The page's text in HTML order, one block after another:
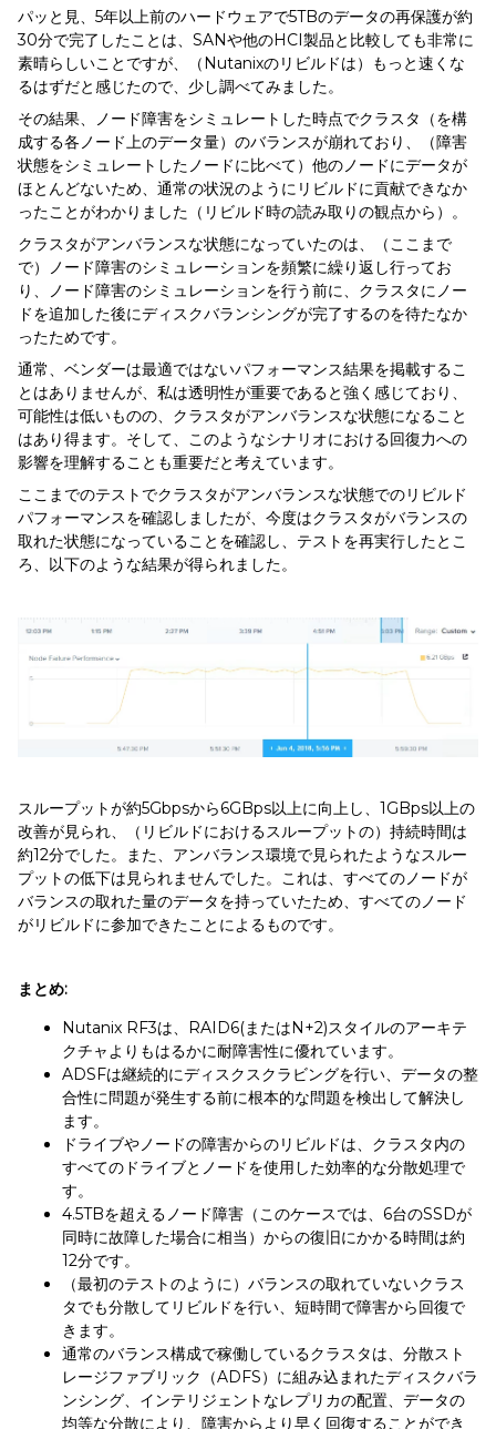
パッと見、5年以上前のハードウェアで5TBのデータの再保護が約
30分で完了したことは、SANや他のHCI製品と比較しても非常に
素晴らしいことですが、（Nutanixのリビルドは）もっと速くな
るはずだと感じたので、少し調べてみました。
その結果、ノード障害をシミュレートした時点でクラスタ（を構
成する各ノード上のデータ量）のバランスが崩れており、（障害
状態をシミュレートしたノードに比べて）他のノードにデータが
ほとんどないため、通常の状況のようにリビルドに貢献できなか
ったことがわかりました（リビルド時の読み取りの観点から）。
クラスタがアンバランスな状態になっていたのは、（ここまで
で）ノード障害のシミュレーションを頻繁に繰り返し行ってお
り、ノード障害のシミュレーションを行う前に、クラスタにノー
ドを追加した後にディスクバランシングが完了するのを待たなか
ったためです。
通常、ベンダーは最適ではないパフォーマンス結果を掲載するこ
とはありませんが、私は透明性が重要であると強く感じており、
可能性は低いものの、クラスタがアンバランスな状態になること
はあり得ます。そして、このようなシナリオにおける回復力への
影響を理解することも重要だと考えています。
ここまでのテストでクラスタがアンバランスな状態でのリビルド
パフォーマンスを確認しましたが、今度はクラスタがバランスの
取れた状態になっていることを確認し、テストを再実行したとこ
ろ、以下のような結果が得られました。
スループットが約5Gbpsから6GBps以上に向上し、1GBps以上の
改善が見られ、（リビルドにおけるスループットの）持続時間は
約12分でした。また、アンバランス環境で見られたようなスルー
プットの低下は見られませんでした。これは、すべてのノードが
バランスの取れた量のデータを持っていたため、すべてのノード
がリビルドに参加できたことによるものです。
まとめ:
Nutanix RF3は、RAID6(またはN+2)スタイルのアーキテ
クチャよりもはるかに耐障害性に優れています。
ADSFは継続的にディスクスクラビングを行い、データの整
合性に問題が発生する前に根本的な問題を検出して解決し
ます。
ドライブやノードの障害からのリビルドは、クラスタ内の
すべてのドライブとノードを使用した効率的な分散処理で
す。
4.5TBを超えるノード障害（このケースでは、6台のSSDが
同時に故障した場合に相当）からの復旧にかかる時間は約
12分です。
（最初のテストのように）バランスの取れていないクラス
タでも分散してリビルドを行い、短時間で障害から回復で
きます。
通常のバランス構成で稼働しているクラスタは、分散スト
レージファブリック（ADFS）に組み込まれたディスクバラ
ンシング、インテリジェントなレプリカの配置、データの
均等な分散により、障害からより早く回復することができ